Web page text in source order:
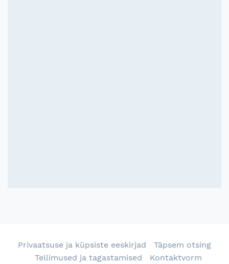
Privaatsuse ja küpsiste eeskirjad
Täpsem otsing
Tellimused ja tagastamised
Kontaktvorm